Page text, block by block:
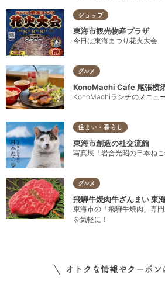
ショップ
東海市観光物産プラザ
今日は東海まつり花火大会
グルメ
KonoMachi Cafe 尾張横
KonoMachiランチのメニュ
住まい・暮らし
東海市創造の杜交流館
写真展「岩合光昭の日本ね
グルメ
飛騨牛焼肉牛ざんまい 東
東海市の「飛騨牛焼肉」専
を気軽に！
オトクな情報やクーポン